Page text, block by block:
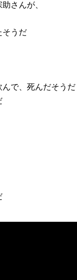
さんが、
うだ
で、死んだそうだ